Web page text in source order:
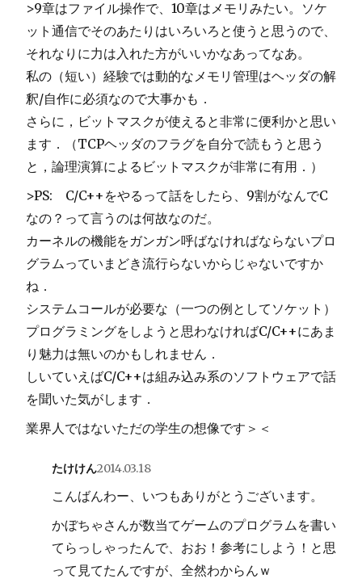
>9章はファイル操作で、10章はメモリみたい。ソケ
ット通信でそのあたりはいろいろと使うと思うので、
それなりに力は入れた方がいいかなあってなあ。
私の（短い）経験では動的なメモリ管理はヘッダの解
釈/自作に必須なので大事かも．
さらに，ビットマスクが使えると非常に便利かと思い
ます．（TCPヘッダのフラグを自分で読もうと思う
と，論理演算によるビットマスクが非常に有用．）
>PS: C/C++をやるって話をしたら、9割がなんでC
なの？って言うのは何故なのだ。
カーネルの機能をガンガン呼ばなければならないプロ
グラムっていまどき流行らないからじゃないですか
ね．
システムコールが必要な（一つの例としてソケット）
プログラミングをしようと思わなければC/C++にあま
り魅力は無いのかもしれません．
しいていえばC/C++は組み込み系のソフトウェアで話
を聞いた気がします．
業界人ではないただの学生の想像です＞＜
たけけん2014.03.18
こんばんわー、いつもありがとうございます。
かぼちゃさんが数当てゲームのプログラムを書い
てらっしゃったんで、おお！参考にしよう！と思
って見てたんですが、全然わからんｗ